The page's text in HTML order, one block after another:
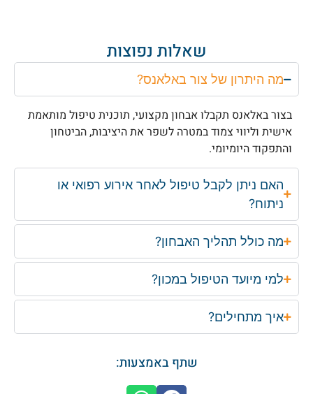
שאלות נפוצות
מה היתרון של צור באלאנס?
בצור באלאנס תקבלו אבחון מקצועי, תוכנית טיפול מותאמת
אישית וליווי צמוד במטרה לשפר את היציבות, הביטחון
והתפקוד היומיומי.
האם ניתן לקבל טיפול לאחר אירוע רפואי או
ניתוח?
מה כולל תהליך האבחון?
למי מיועד הטיפול במכון?
איך מתחילים?
שתף באמצעות: